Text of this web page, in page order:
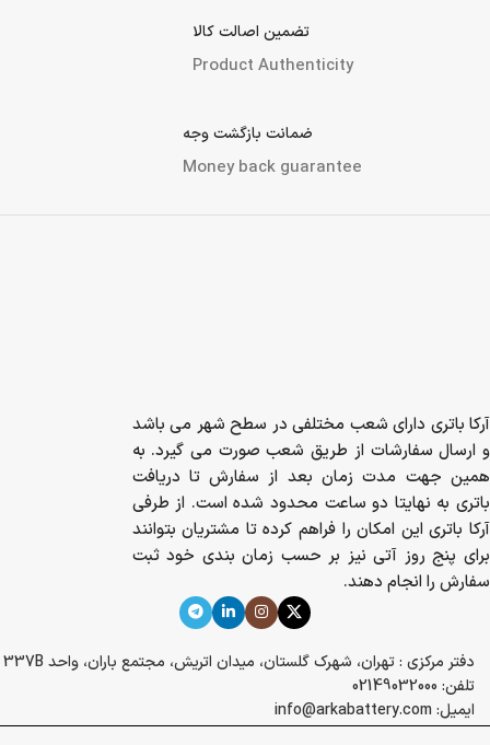
تضمین اصالت کالا
Product Authenticity
ضمانت بازگشت وجه
Money back guarantee
آرکا باتری دارای شعب مختلفی در سطح شهر می باشد
و ارسال سفارشات از طریق شعب صورت می گیرد. به
همین جهت مدت زمان بعد از سفارش تا دریافت
باتری به نهایتا دو ساعت محدود شده است. از طرفی
آرکا باتری این امکان را فراهم کرده تا مشتریان بتوانند
برای پنج روز آتی نیز بر حسب زمان بندی خود ثبت
سفارش را انجام دهند.
دفتر مرکزی : تهران، شهرک گلستان، میدان اتریش، مجتمع باران، واحد 337B
تلفن: 02149032000
ایمیل: info@arkabattery.com